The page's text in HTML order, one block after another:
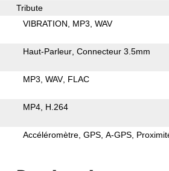
Tribute
VIBRATION MP3 WAV
Haut-Parleur Connecteur 3.5mm
MP3 WAV FLAC
MP4 H.264
Accéléromètre GPS A-GPS